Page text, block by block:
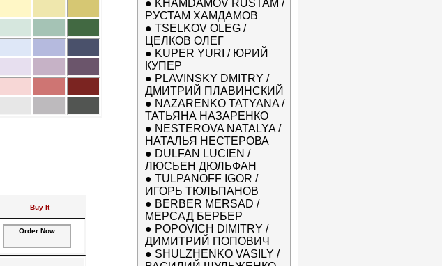
Buy It
Order Now
● KHAMDAMOV RUSTAM /
РУСТАМ ХАМДАМОВ
● TSELKOV OLEG /
ЦЕЛКОВ ОЛЕГ
● KUPER YURI / ЮРИЙ
КУПЕР
● PLAVINSKY DMITRY /
ДМИТРИЙ ПЛАВИНСКИЙ
● NAZARENKO TATYANA /
ТАТЬЯНА НАЗАРЕНКО
● NESTEROVA NATALYA /
НАТАЛЬЯ НЕСТЕРОВА
● DULFAN LUCIEN /
ЛЮСЬЕН ДЮЛЬФАН
● TULPANOFF IGOR /
ИГОРЬ ТЮЛЬПАНОВ
● BERBER MERSAD /
МЕРСАД БЕРБЕР
● POPOVICH DIMITRY /
ДИМИТРИЙ ПОПОВИЧ
● SHULZHENKO VASILY /